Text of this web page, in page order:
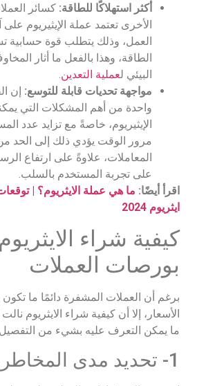
أكثر استهلاكًا للطاقة: كسائر
الأخرى تعتمد عملة الإيثيريوم على
العمل، وذلك يتطلب قوة حسابية
الطاقة، وهذا بالفعل ما أثار
البيئي لعملية التعدين
مواجهة تحديات قابلة للتوسع: إن
واحدة من أهم المشكلات التي
الإيثيريوم، خاصةً مع تزايد عدد
مرور الوقت يؤدي ذلك إلى الحد
المعاملات، علاوةً على ارتفاع
على تجربة المستخدم بالسلب.
اقرأ أيضًا: ما هي عملة الايثريوم؟ |
ايثريوم 2024
كيفية شراء
بورصات العملات
برغم أن العملات المشفرة دائمًا ما
الأسعار، إلا أن كيفية شراء الايثريوم
ما يمكن التعرف عليه بشيء من التفصيل
1- تحديد مدى المخاطرة